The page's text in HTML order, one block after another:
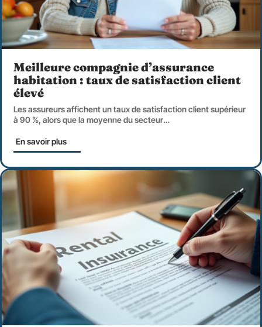
Meilleure compagnie d’assurance
habitation : taux de satisfaction client
élevé
Les assureurs affichent un taux de satisfaction client supérieur
à 90 %, alors que la moyenne du secteur…
En savoir plus